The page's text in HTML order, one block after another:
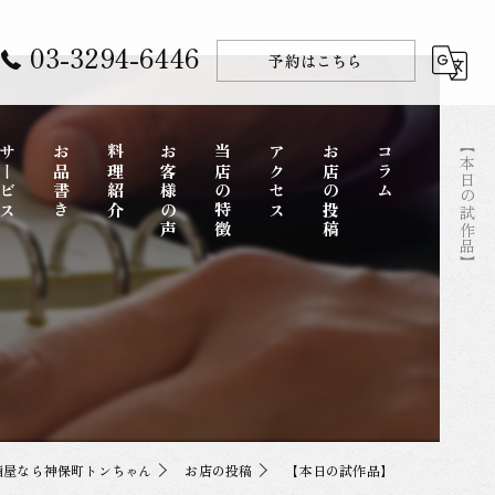
【本日の試作品】
03-3294-6446 予約はこちら
ス お品書き 料理紹介 お客様の声 当店の特徴
ディナー
アクセス お店の投稿 コラム
なら神保町トンちゃん お店の投稿 【本日の試作品】